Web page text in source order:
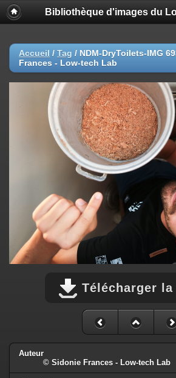
Bibliothèque d'images du
Accueil / Tag / NDM-DryToilets-IMG
Frances - Low-tech Lab
Télécharger
Auteur
© Sidonie Frances - Low-tech Lab